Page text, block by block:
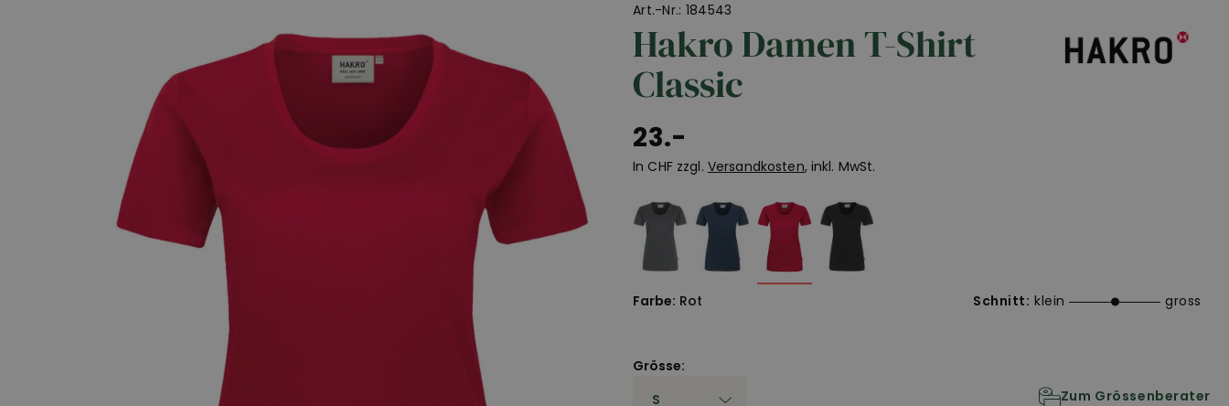
Art.-Nr.: 184543
Hakro Damen T-Shirt
Classic
23.-
In CHF zzgl. Versandkosten, inkl. MwSt.
Farbe: Rot Schnitt: klein gross
Grösse:
Zum Grössenberater